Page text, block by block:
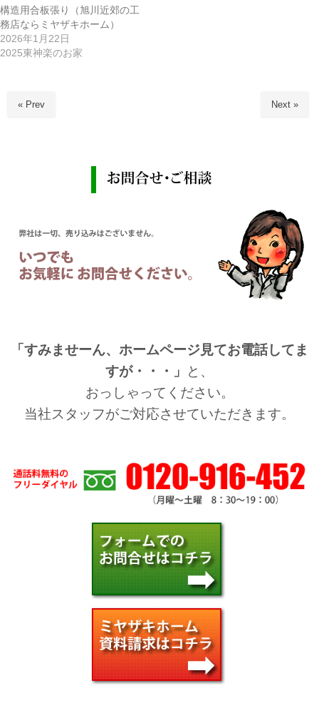
構造用合板張り（旭川近郊の工
務店ならミヤザキホーム）
2026年1月22日
2025東神楽のお家
« Prev Next »
「すみませーん、ホームページ見てお電話してま
すが・・・」
と、
おっしゃってください。
当社スタッフがご対応させていただきます。